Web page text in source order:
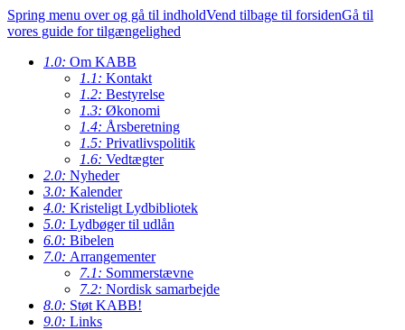
Spring menu over og gå til indholdVend tilbage til forsidenGå til
vores guide for tilgængelighed
1.0: Om KABB
1.1: Kontakt
1.2: Bestyrelse
1.3: Økonomi
1.4: Årsberetning
1.5: Privatlivspolitik
1.6: Vedtægter
2.0: Nyheder
3.0: Kalender
4.0: Kristeligt Lydbibliotek
5.0: Lydbøger til udlån
6.0: Bibelen
7.0: Arrangementer
7.1: Sommerstævne
7.2: Nordisk samarbejde
8.0: Støt KABB!
9.0: Links